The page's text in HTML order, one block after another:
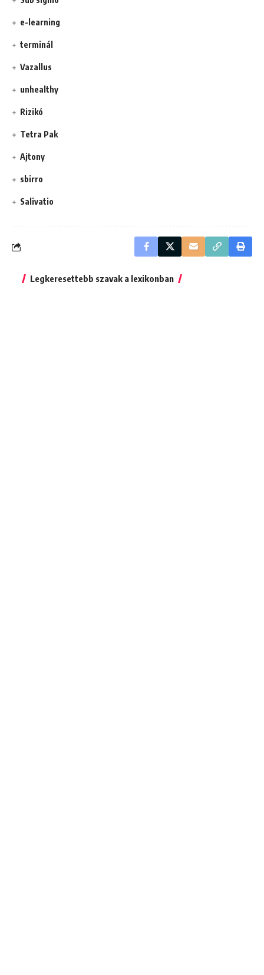
e-learning
terminál
Vazallus
unhealthy
Rizikó
Tetra Pak
Ajtony
sbirro
Salivatio
Legkeresettebb szavak a lexikonban